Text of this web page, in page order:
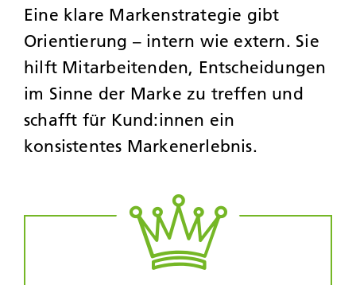
Eine klare Markenstrategie gibt
Orientierung – intern wie extern. Sie
hilft Mitarbeitenden, Entscheidungen
im Sinne der Marke zu treffen und
schafft für Kund:innen ein
konsistentes Markenerlebnis.